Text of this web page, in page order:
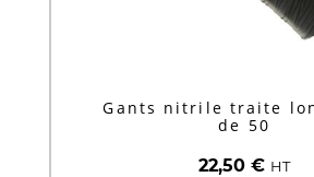
Gants nitrile traite
de 50
22,50 € HT